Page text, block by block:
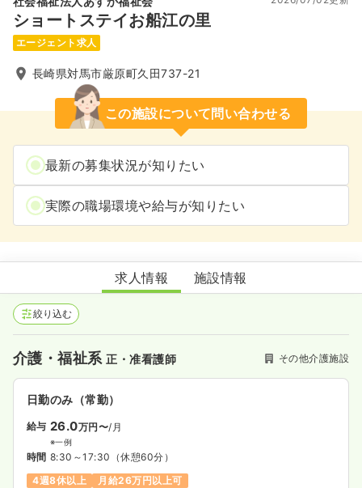
ショートステイお船江の里
エージェント求人
長崎県対馬市厳原町久田737-21
この施設について問い合わせる
最新の募集状況が知りたい
実際の職場環境や給与が知りたい
ショートステイお船江の里
求人情報 施設情報
絞り込む
介護・福祉系正・准看護師 その他介護施設
日勤のみ（常勤）
給与 26.0万円〜/月
※一例
時間 8:30～17:30 （休憩60分）
4週8休以上
月給26万円以上可